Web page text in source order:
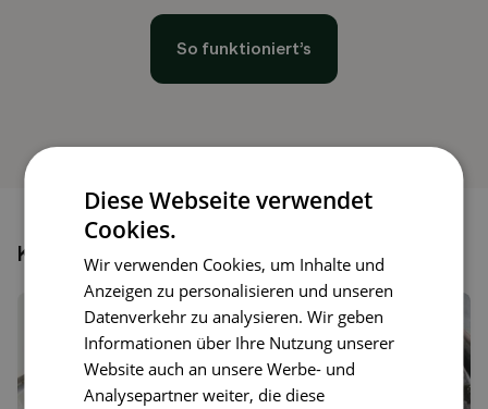
So funktioniert’s
Könnte dir auch gefallen
Diese Webseite verwendet
Cookies.
Wir verwenden Cookies, um Inhalte und
Anzeigen zu personalisieren und unseren
Datenverkehr zu analysieren. Wir geben
Informationen über Ihre Nutzung unserer
Website auch an unsere Werbe- und
Analysepartner weiter, die diese